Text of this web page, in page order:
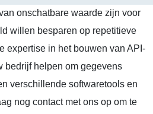
onschatbare waarde zijn voor
willen besparen op repetitieve
expertise in het bouwen van API-
bedrijf helpen om gegevens
verschillende softwaretools en
nog contact met ons op om te